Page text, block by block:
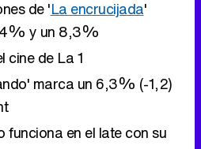
en el late con su
de -0,7 puntos
anuncios